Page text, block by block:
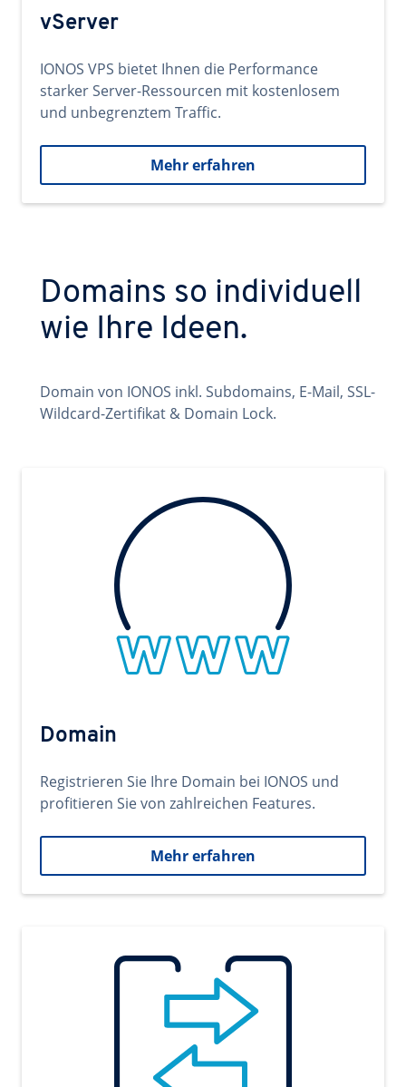
vServer
IONOS VPS bietet Ihnen die Performance
starker Server-Ressourcen mit kostenlosem
und unbegrenztem Traffic.
Mehr erfahren
Domains so individuell
wie Ihre Ideen.
Domain von IONOS inkl. Subdomains, E-Mail, SSL-
Wildcard-Zertifikat & Domain Lock.
Domain
Registrieren Sie Ihre Domain bei IONOS und
profitieren Sie von zahlreichen Features.
Mehr erfahren